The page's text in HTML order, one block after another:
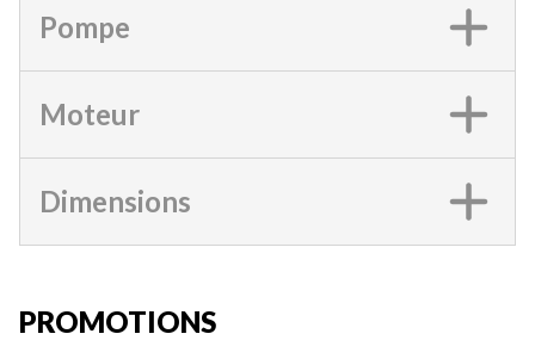
Pompe
Moteur
Dimensions
PROMOTIONS